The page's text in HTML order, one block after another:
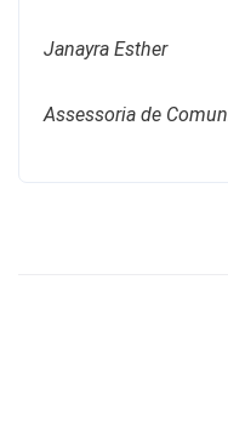
Janayra Esther
Assessoria de